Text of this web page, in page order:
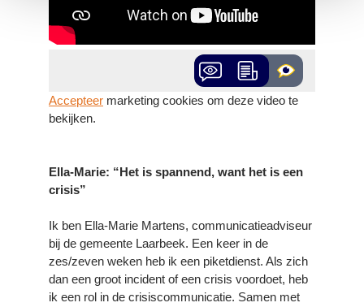
Accepteer marketing cookies om deze video te
bekijken.
Ella-Marie: “Het is spannend, want het is een
crisis”
Ik ben Ella-Marie Martens, communicatieadviseur
bij de gemeente Laarbeek. Een keer in de
zes/zeven weken heb ik een piketdienst. Als zich
dan een groot incident of een crisis voordoet, heb
ik een rol in de crisiscommunicatie. Samen met